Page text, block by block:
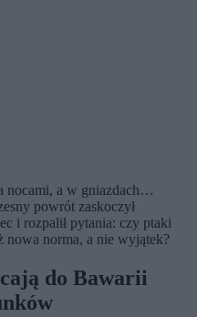
nocami, a w gniazdach…
powrót zaskoczył
i rozpalił pytania: czy ptaki
norma, a nie wyjątek?
do Bawarii